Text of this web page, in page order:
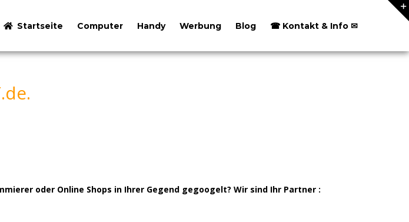
Startseite Computer Handy Werbung Blog ☎ Kontakt & Info ✉
oder Online Shops in Ihrer Gegend gegoogelt? Wir sind Ihr Partner :